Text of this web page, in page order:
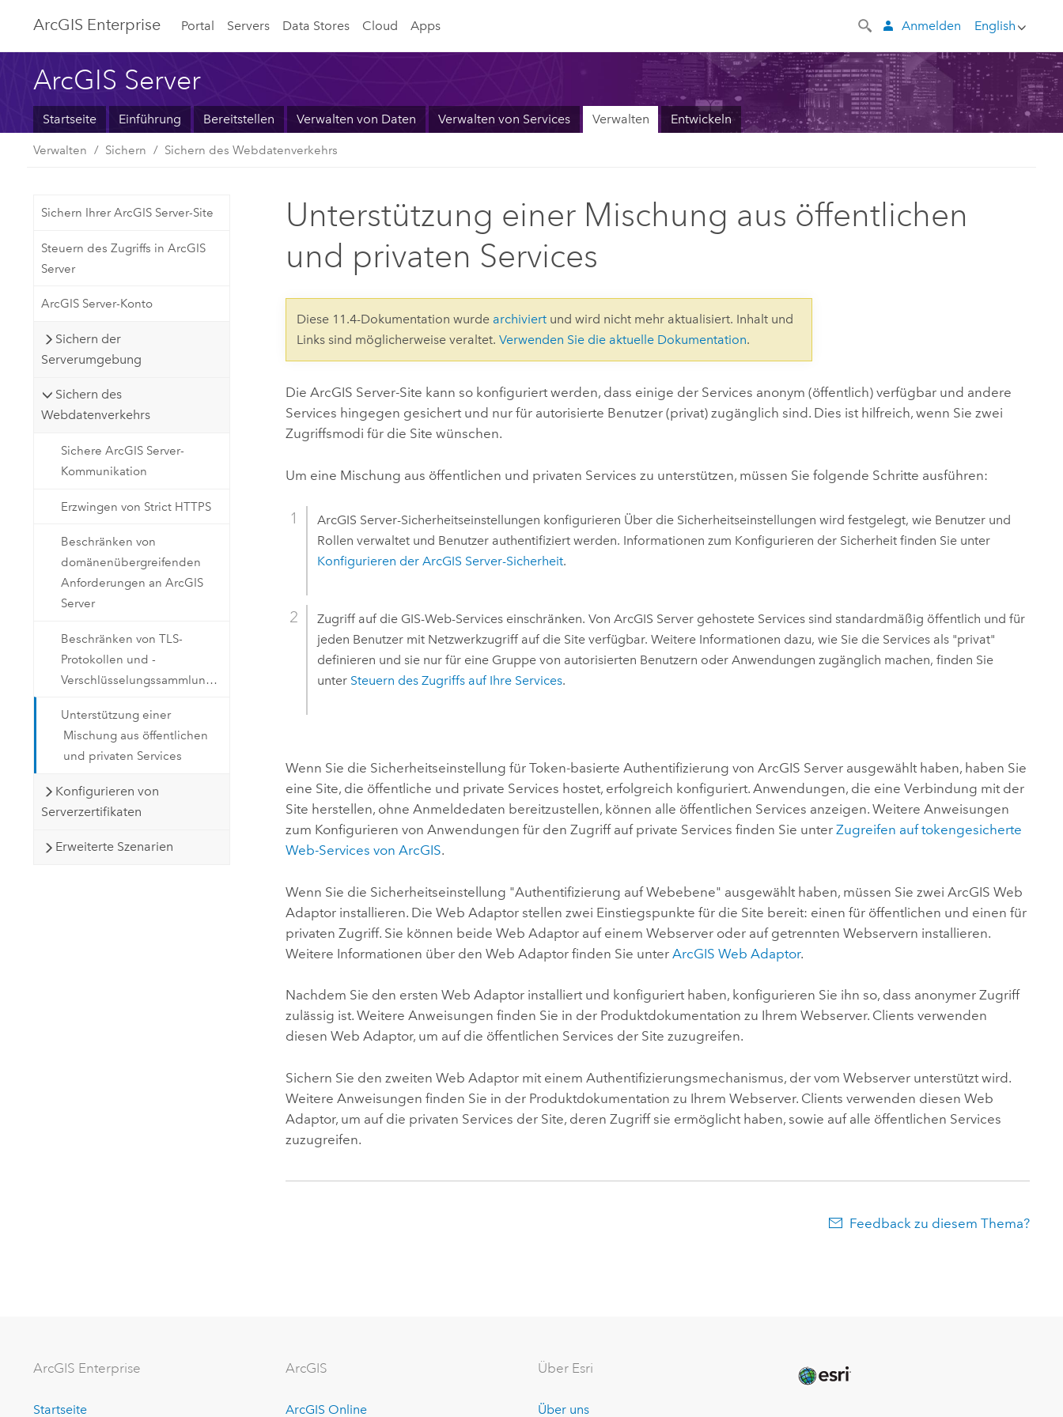
ArcGIS Enterprise Portal Servers Data Stores Cloud Apps English
Anmelden
ArcGIS Server
Startseite Einführung Bereitstellen Verwalten von Daten Verwalten von Services Verwalten Entwickeln
Verwalten Sichern Sichern des Webdatenverkehrs
Sichern Ihrer ArcGIS Server-Site
Steuern des Zugriffs in ArcGIS
Server
ArcGIS Server-Konto
Sichern der
Serverumgebung
Sichern des
Webdatenverkehrs
Sichere ArcGIS Server-
Kommunikation
Erzwingen von Strict HTTPS
Beschränken von
domänenübergreifenden
Anforderungen an ArcGIS
Server
Beschränken von TLS-
Protokollen und -
Verschlüsselungssammlungen
Unterstützung einer
Mischung aus öffentlichen
und privaten Services
Konfigurieren von
Serverzertifikaten
Erweiterte Szenarien
Unterstützung einer Mischung aus öffentlichen
und privaten Services
Diese 11.4-Dokumentation wurde archiviert und wird nicht mehr aktualisiert. Inhalt und
Links sind möglicherweise veraltet.Verwenden Sie die aktuelle Dokumentation.
DieArcGIS Server-Site kann so konfiguriert werden, dass einige der Services anonym (öffentlich) verfügbar und andere
Services hingegen gesichert und nur für autorisierte Benutzer (privat) zugänglich sind. Dies ist hilfreich, wenn Sie zwei
Zugriffsmodi für die Site wünschen.
Um eine Mischung aus öffentlichen und privaten Services zu unterstützen, müssen Sie folgende Schritte ausführen:
ArcGIS Server-Sicherheitseinstellungen konfigurieren Über die Sicherheitseinstellungen wird festgelegt, wie Benutzer und
Rollen verwaltet und Benutzer authentifiziert werden. Informationen zum Konfigurieren der Sicherheit finden Sie unter
Konfigurieren derArcGIS Server-Sicherheit.
Zugriff auf die GIS-Web-Services einschränken. VonArcGIS Server gehostete Services sind standardmäßig öffentlich und für
jeden Benutzer mit Netzwerkzugriff auf die Site verfügbar. Weitere Informationen dazu, wie Sie die Services als "privat"
definieren und sie nur für eine Gruppe von autorisierten Benutzern oder Anwendungen zugänglich machen, finden Sie
unter Steuern des Zugriffs auf Ihre Services.
Wenn Sie die Sicherheitseinstellung für Token-basierte Authentifizierung vonArcGIS Server ausgewählt haben, haben Sie
eine Site, die öffentliche und private Services hostet, erfolgreich konfiguriert. Anwendungen, die eine Verbindung mit der
Site herstellen, ohne Anmeldedaten bereitzustellen, können alle öffentlichen Services anzeigen. Weitere Anweisungen
zum Konfigurieren von Anwendungen für den Zugriff auf private Services finden Sie unterZugreifen auf tokengesicherte
Web-Services von ArcGIS.
Wenn Sie die Sicherheitseinstellung "Authentifizierung auf Webebene" ausgewählt haben, müssen Sie zweiArcGIS Web
Adaptor installieren. Die Web Adaptor stellen zwei Einstiegspunkte für die Site bereit: einen für öffentlichen und einen für
privaten Zugriff. Sie können beide Web Adaptor auf einem Webserver oder auf getrennten Webservern installieren.
Weitere Informationen über den Web Adaptor finden Sie unterArcGIS Web Adaptor.
Nachdem Sie den ersten Web Adaptor installiert und konfiguriert haben, konfigurieren Sie ihn so, dass anonymer Zugriff
zulässig ist. Weitere Anweisungen finden Sie in der Produktdokumentation zu Ihrem Webserver. Clients verwenden
diesen Web Adaptor, um auf die öffentlichen Services der Site zuzugreifen.
Sichern Sie den zweiten Web Adaptor mit einem Authentifizierungsmechanismus, der vom Webserver unterstützt wird.
Weitere Anweisungen finden Sie in der Produktdokumentation zu Ihrem Webserver. Clients verwenden diesen Web
Adaptor, um auf die privaten Services der Site, deren Zugriff sie ermöglicht haben, sowie auf alle öffentlichen Services
zuzugreifen.
Feedback zu diesem Thema?
ArcGIS Enterprise
Startseite
ArcGIS
ArcGIS Online
Über Esri
Über uns